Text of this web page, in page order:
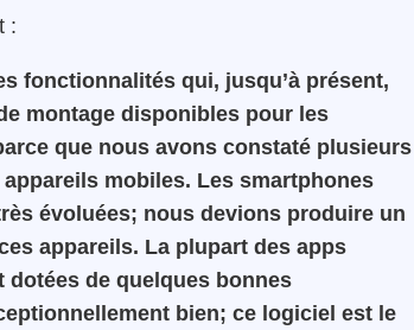
:
fonctionnalités qui, jusqu’à présent,
montage disponibles pour les
que nous avons constaté plusieurs
mobiles. Les smartphones
évoluées; nous devions produire un
appareils. La plupart des apps
dotées de quelques bonnes
bien; ce logiciel est le